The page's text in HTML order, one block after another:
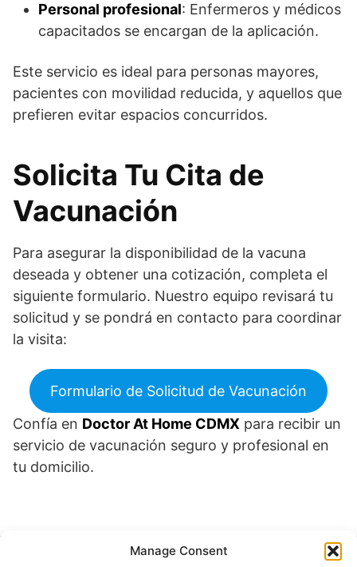
Manage Consent
Personal profesional: Enfermeros y médicos
capacitados se encargan de la aplicación.
Este servicio es ideal para personas mayores,
pacientes con movilidad reducida, y aquellos que
prefieren evitar espacios concurridos.
Solicita Tu Cita de
Vacunación
Para asegurar la disponibilidad de la vacuna
deseada y obtener una cotización, completa el
siguiente formulario. Nuestro equipo revisará tu
solicitud y se pondrá en contacto para coordinar
la visita:
Formulario de Solicitud de Vacunación
Confía en Doctor At Home CDMX para recibir un
servicio de vacunación seguro y profesional en
tu domicilio.